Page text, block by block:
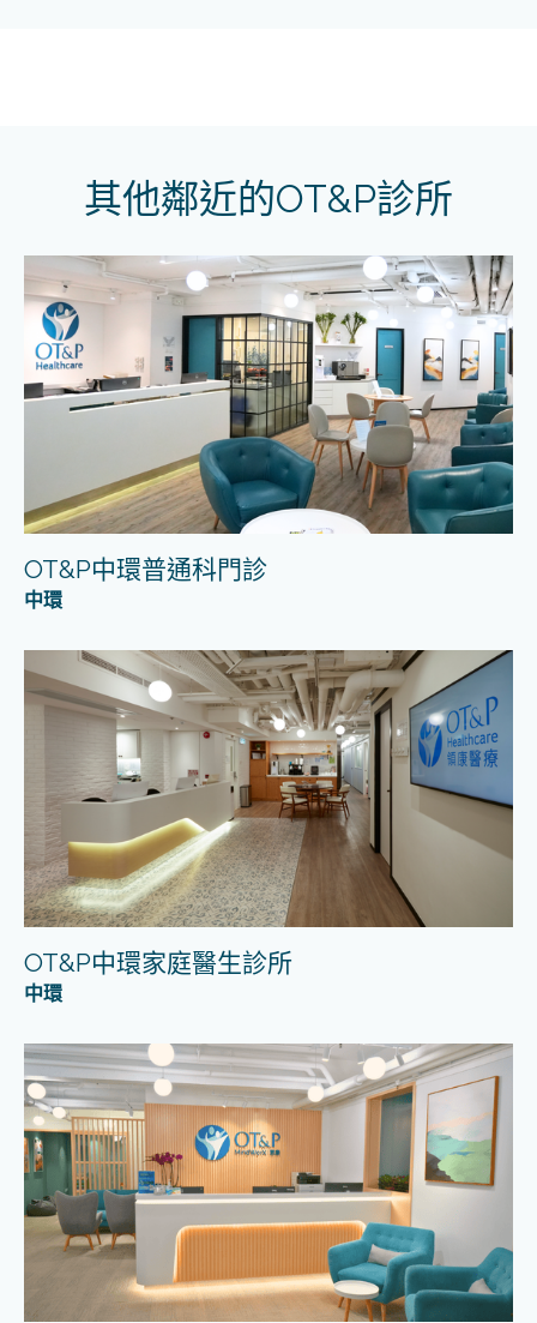
其他鄰近的OT&P診所
OT&P中環普通科門診
中環
OT&P中環家庭醫生診所
中環